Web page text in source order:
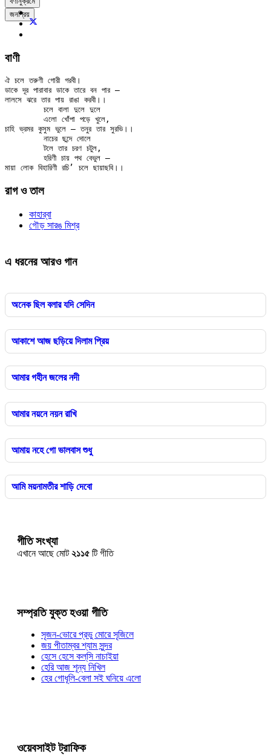
জনপ্রিয়
বাণী
ঐ চলে তরুণী গোরী গরবী।
ডাকে দূর পারাবার ডাকে তারে বন পার —
লালসে ঝরে তার পায় রাঙা করবী।।
চাহি ভ্রমর কুসুম ভুলে — তনুর তার সুরভি।।
	টলে তার চরণ চটুল,
রাগ ও তাল
কাহার্‌বা
গৌড় সারঙ মিশ্র
এ ধরনের আরও গান
অনেক ছিল বলার যদি সেদিন
আকাশে আজ ছড়িয়ে দিলাম প্রিয়
আমার গহীন জলের নদী
আমার নয়নে নয়ন রাখি
আমায় নহে গো ভালবাস শুধু
আমি ময়নামতীর শাড়ি দেবো
গীতি সংখ্যা
এখানে আছে মোট২১১৫ টি গীতি
সম্প্রতি যুক্ত হওয়া গীতি
সৃজন-ভোরে প্রভু মোরে সৃজিলে
জয় পীতাম্বর শ্যাম সুন্দর
হেসে হেসে কল্‌সি নাচাইয়া
হেরি আজ শূন্য নিখিল
হের গোধূলি-বেলা সই ঘনিয়ে এলো
ওয়েবসাইট ট্রাফিক